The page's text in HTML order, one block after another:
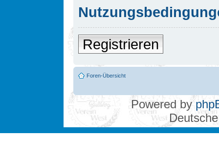
Registrieren
Foren-Übersicht
Powered by